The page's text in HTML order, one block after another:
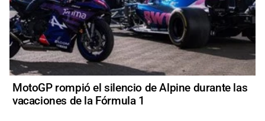
MotoGP rompió el silencio de Alpine durante las
vacaciones de la Fórmula 1